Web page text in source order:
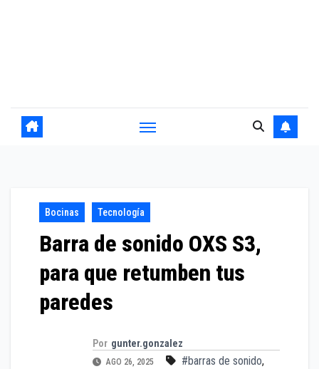
Bocinas Tecnología
Barra de sonido OXS S3,
para que retumben tus
paredes
Por gunter.gonzalez
AGO 26, 2025 #barras de sonido,